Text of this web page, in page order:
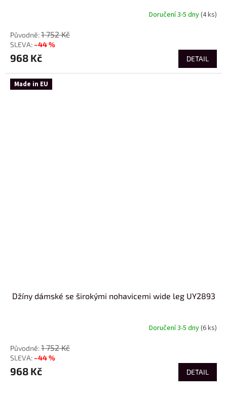
Doručení 3-5 dny(4 ks)
1 752 Kč
–44 %
968 Kč DETAIL
Made in EU
Džíny dámské se širokými nohavicemi wide leg UY2893
Doručení 3-5 dny(6 ks)
1 752 Kč
–44 %
968 Kč DETAIL